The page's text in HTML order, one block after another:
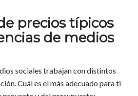
precios típicos
de medios
sociales trabajan con distintos
Cuál es el más adecuado para ti